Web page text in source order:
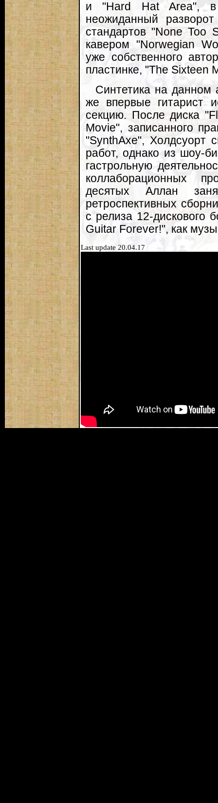
и "Hard Hat Area", в
неожиданный
стандартов "None Too
кавером "Norwegian
уже собственного
пластинке, "The Sixteen
Синтетика на данном
же впервые гитарист
секцию. После диска
Movie", записанного
"SynthAxe", Холдсуорт
работ, однако из шоу-
гастрольную
коллаборационных
десятых Аллан
ретроспективных
с релиза 12-дискового
Guitar Forever!", как
Last update 20.04.17